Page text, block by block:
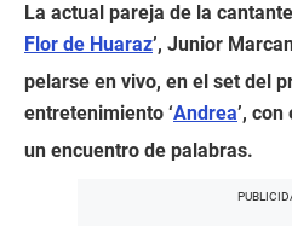
La actual pareja de la
Flor de Huaraz’, Junior
pelarse en vivo, en el set del
entretenimiento ‘Andrea’, con
un encuentro de palabras.